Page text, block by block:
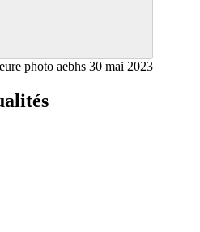
photo aebhs 30 mai 2023